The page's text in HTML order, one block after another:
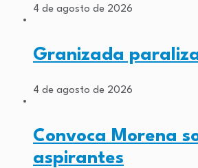
4 de agosto de 2026
Granizada
4 de agosto de 2026
Convoca Morena
aspirantes